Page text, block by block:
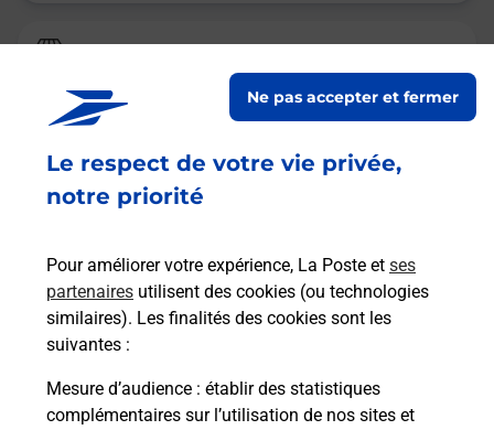
Le respect de votre vie privée,
notre priorité
Pour améliorer votre expérience, La Poste et ses
partenaires utilisent des cookies (ou technologies
similaires). Les finalités des cookies sont les
suivantes :
Mesure d’audience : établir des statistiques
complémentaires sur l’utilisation de nos sites et
Ne pas accepter et fermer
Relais Pickup
L EPICERIE NORMANDE
ouvre mardi à 07h00
19 ROUTE DE FECAMP
76540 YPREVILLE BIVILLE
Malin !
La Poste
en ligne